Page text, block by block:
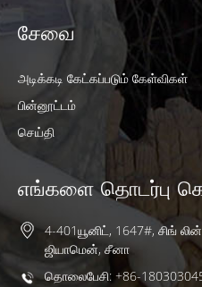
சேவை
அடிக்கடி கேட்கப்படும் கேள்விகள்
பின்னூட்டம்
செய்தி
எங்களை தொடர்பு
4-401யூனிட், 1647#, சிங்
ஜியாமென், சீனா
தொலைபேசி: +86-